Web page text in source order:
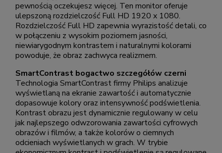
pewnością oczekujesz więcej. Ten monitor oferuje
ulepszoną rozdzielczość Full HD 1920 x 1080.
Rozdzielczość Full HD zapewnia wyrazistość detali, co
w połączeniu z wysokim poziomem jasności,
niewiarygodnym kontrastem i naturalnymi kolorami
powoduje, że obraz zachwyca realizmem.
SmartContrast bogactwo szczegółów czerni
Technologia SmartContrast firmy Philips analizuje
wyświetlaną na ekranie zawartość i automatycznie
dopasowuje kolory oraz intensywność podświetlenia.
Kontrast obrazu jest dynamicznie regulowany w celu
jak najlepszego odwzorowania zawartości cyfrowych
obrazów i filmów, a także kolorów o ciemnych
odcieniach wyświetlanych w grach. W trybie